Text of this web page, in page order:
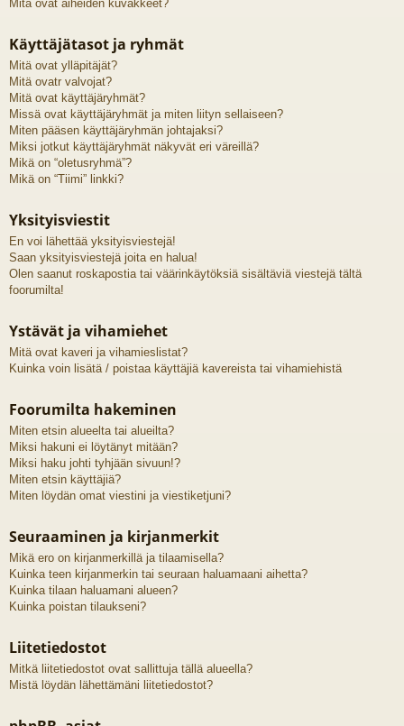
Mitä ovat aiheiden kuvakkeet?
Käyttäjätasot ja ryhmät
Mitä ovat ylläpitäjät?
Mitä ovatr valvojat?
Mitä ovat käyttäjäryhmät?
Missä ovat käyttäjäryhmät ja miten liityn sellaiseen?
Miten pääsen käyttäjäryhmän johtajaksi?
Miksi jotkut käyttäjäryhmät näkyvät eri väreillä?
Mikä on “oletusryhmä”?
Mikä on “Tiimi” linkki?
Yksityisviestit
En voi lähettää yksityisviestejä!
Saan yksityisviestejä joita en halua!
Olen saanut roskapostia tai väärinkäytöksiä sisältäviä viestejä tältä
foorumilta!
Ystävät ja vihamiehet
Mitä ovat kaveri ja vihamieslistat?
Kuinka voin lisätä / poistaa käyttäjiä kavereista tai vihamiehistä
Foorumilta hakeminen
Miten etsin alueelta tai alueilta?
Miksi hakuni ei löytänyt mitään?
Miksi haku johti tyhjään sivuun!?
Miten etsin käyttäjiä?
Miten löydän omat viestini ja viestiketjuni?
Seuraaminen ja kirjanmerkit
Mikä ero on kirjanmerkillä ja tilaamisella?
Kuinka teen kirjanmerkin tai seuraan haluamaani aihetta?
Kuinka tilaan haluamani alueen?
Kuinka poistan tilaukseni?
Liitetiedostot
Mitkä liitetiedostot ovat sallittuja tällä alueella?
Mistä löydän lähettämäni liitetiedostot?